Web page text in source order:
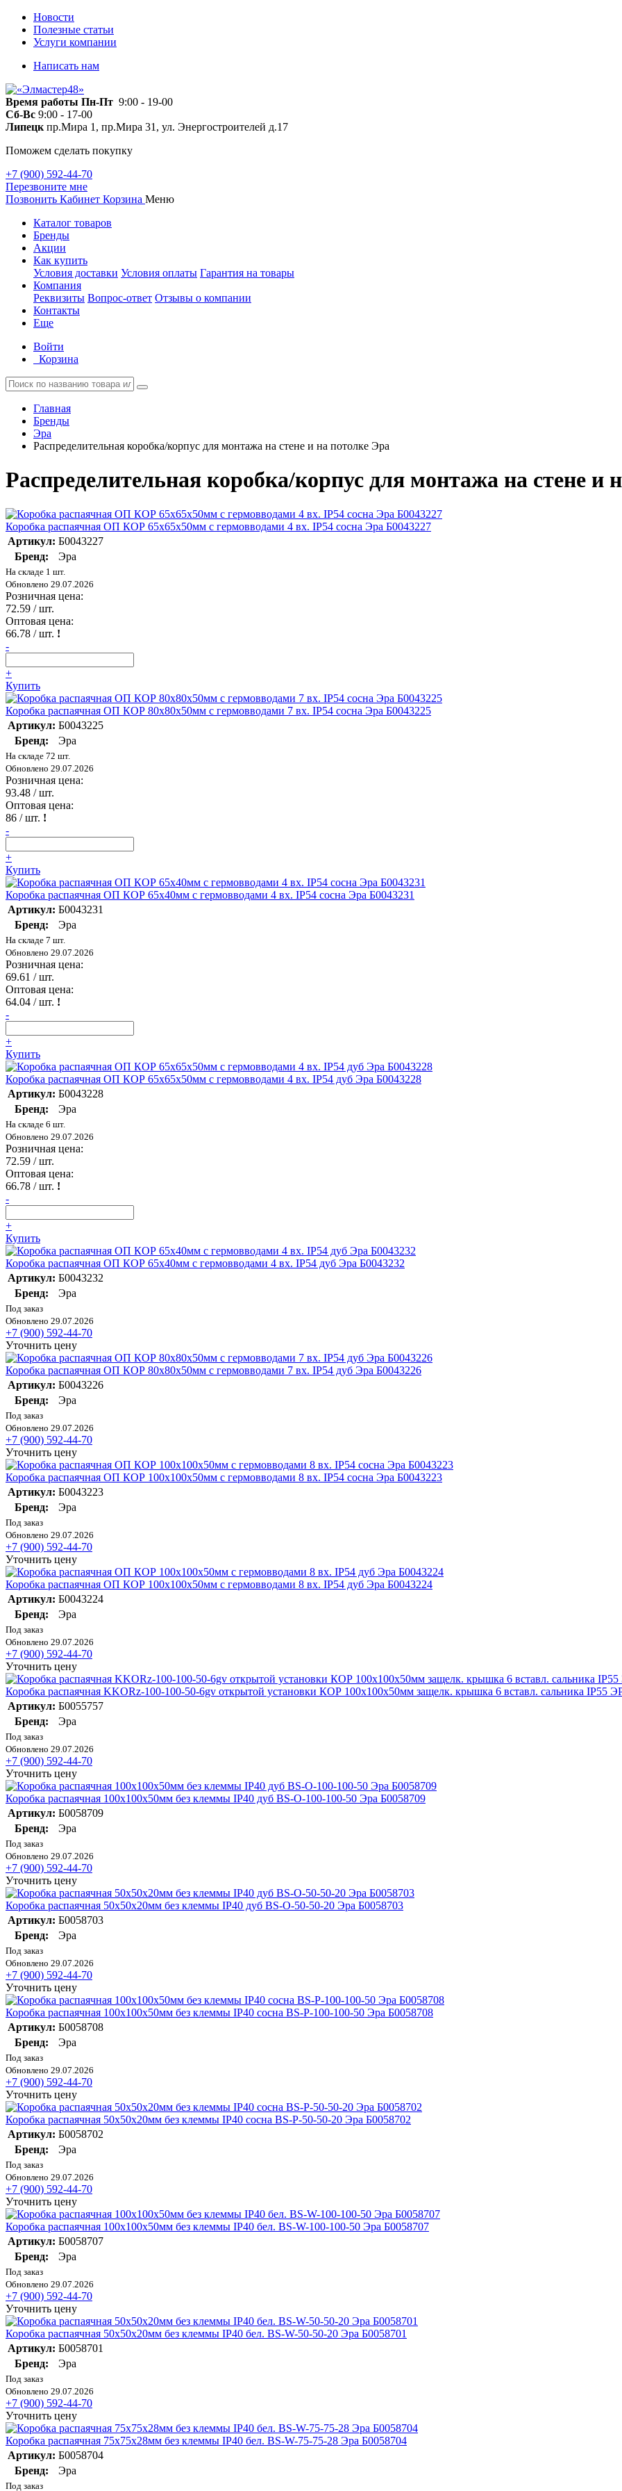
Новости
Полезные статьи
Услуги компании
Написать нам
Время работы Пн-Пт 9:00 - 19-00
Сб-Вс 9:00 - 17-00
Липецк пр.Мира 1, пр.Мира 31, ул. Энергостроителей д.17
Поможем сделать покупку
+7 (900) 592-44-70
Перезвоните мне
Позвонить Кабинет Корзина Меню
Каталог товаров
Бренды
Акции
Как купить
Условия доставки Условия оплаты Гарантия на товары
Компания
Реквизиты Вопрос-ответ Отзывы о компании
Контакты
Еще
Войти
Корзина
Главная
Бренды
Эра
Распределительная коробка/корпус для монтажа на стене и на потолке Эра
Распределительная коробка/корпус для монтажа на стене и
Коробка распаячная ОП КОР 65х65х50мм с гермовводами 4 вх. IP54 сосна Эра Б0043227
Артикул: Б0043227
Бренд:
Эра
На складе 1 шт.
Обновлено 29.07.2026
Розничная цена:
72.59 / шт.
Оптовая цена:
66.78 / шт. !
-
+
Купить
Коробка распаячная ОП КОР 80х80х50мм с гермовводами 7 вх. IP54 сосна Эра Б0043225
Артикул: Б0043225
Бренд:
Эра
На складе 72 шт.
Обновлено 29.07.2026
Розничная цена:
93.48 / шт.
Оптовая цена:
86 / шт. !
-
+
Купить
Коробка распаячная ОП КОР 65х40мм с гермовводами 4 вх. IP54 сосна Эра Б0043231
Артикул: Б0043231
Бренд:
Эра
На складе 7 шт.
Обновлено 29.07.2026
Розничная цена:
69.61 / шт.
Оптовая цена:
64.04 / шт. !
-
+
Купить
Коробка распаячная ОП КОР 65х65х50мм с гермовводами 4 вх. IP54 дуб Эра Б0043228
Артикул: Б0043228
Бренд:
Эра
На складе 6 шт.
Обновлено 29.07.2026
Розничная цена:
72.59 / шт.
Оптовая цена:
66.78 / шт. !
-
+
Купить
Коробка распаячная ОП КОР 65х40мм с гермовводами 4 вх. IP54 дуб Эра Б0043232
Артикул: Б0043232
Бренд:
Эра
Под заказ
Обновлено 29.07.2026
+7 (900) 592-44-70
Уточнить цену
Коробка распаячная ОП КОР 80х80х50мм с гермовводами 7 вх. IP54 дуб Эра Б0043226
Артикул: Б0043226
Бренд:
Эра
Под заказ
Обновлено 29.07.2026
+7 (900) 592-44-70
Уточнить цену
Коробка распаячная ОП КОР 100х100х50мм с гермовводами 8 вх. IP54 сосна Эра Б0043223
Артикул: Б0043223
Бренд:
Эра
Под заказ
Обновлено 29.07.2026
+7 (900) 592-44-70
Уточнить цену
Коробка распаячная ОП КОР 100х100х50мм с гермовводами 8 вх. IP54 дуб Эра Б0043224
Артикул: Б0043224
Бренд:
Эра
Под заказ
Обновлено 29.07.2026
+7 (900) 592-44-70
Уточнить цену
Коробка распаячная KKORz-100-100-50-6gv открытой установки КОР 100х100х50мм защелк. крышка 6 вставл. сальника IP55
Артикул: Б0055757
Бренд:
Эра
Под заказ
Обновлено 29.07.2026
+7 (900) 592-44-70
Уточнить цену
Коробка распаячная 100х100х50мм без клеммы IP40 дуб BS-O-100-100-50 Эра Б0058709
Артикул: Б0058709
Бренд:
Эра
Под заказ
Обновлено 29.07.2026
+7 (900) 592-44-70
Уточнить цену
Коробка распаячная 50х50х20мм без клеммы IP40 дуб BS-O-50-50-20 Эра Б0058703
Артикул: Б0058703
Бренд:
Эра
Под заказ
Обновлено 29.07.2026
+7 (900) 592-44-70
Уточнить цену
Коробка распаячная 100х100х50мм без клеммы IP40 сосна BS-P-100-100-50 Эра Б0058708
Артикул: Б0058708
Бренд:
Эра
Под заказ
Обновлено 29.07.2026
+7 (900) 592-44-70
Уточнить цену
Коробка распаячная 50х50х20мм без клеммы IP40 сосна BS-P-50-50-20 Эра Б0058702
Артикул: Б0058702
Бренд:
Эра
Под заказ
Обновлено 29.07.2026
+7 (900) 592-44-70
Уточнить цену
Коробка распаячная 100х100х50мм без клеммы IP40 бел. BS-W-100-100-50 Эра Б0058707
Артикул: Б0058707
Бренд:
Эра
Под заказ
Обновлено 29.07.2026
+7 (900) 592-44-70
Уточнить цену
Коробка распаячная 50х50х20мм без клеммы IP40 бел. BS-W-50-50-20 Эра Б0058701
Артикул: Б0058701
Бренд:
Эра
Под заказ
Обновлено 29.07.2026
+7 (900) 592-44-70
Уточнить цену
Коробка распаячная 75х75х28мм без клеммы IP40 бел. BS-W-75-75-28 Эра Б0058704
Артикул: Б0058704
Бренд:
Эра
Под заказ